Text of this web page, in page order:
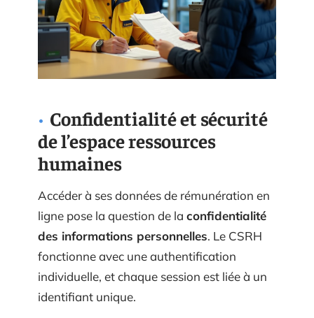
Confidentialité et sécurité
de l’espace ressources
humaines
Accéder à ses données de rémunération en
ligne pose la question de la confidentialité
des informations personnelles. Le CSRH
fonctionne avec une authentification
individuelle, et chaque session est liée à un
identifiant unique.